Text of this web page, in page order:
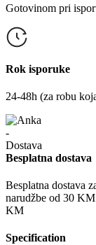
Gotovinom pri
Rok isporuke
24-48h (za robu
Besplatna dostava
Besplatna dostava
narudžbe od 30
KM
Specification